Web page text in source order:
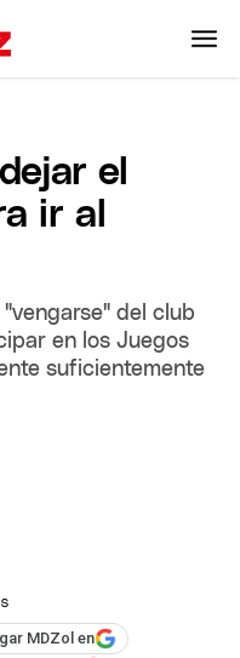
el
ir al
del club
en los Juegos
suficientemente
MDZol en